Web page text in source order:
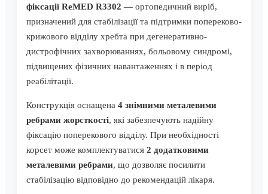
фіксації ReMED R3302 — ортопедичний виріб,
призначений для стабілізації та підтримки попереково-
крижового відділу хребта при дегенеративно-
дистрофічних захворюваннях, больовому синдромі,
підвищених фізичних навантаженнях і в період
реабілітації.
Конструкція оснащена 4 знімними металевими
ребрами жорсткості, які забезпечують надійну
фіксацію поперекового відділу. При необхідності
корсет може комплектуватися 2 додатковими
металевими ребрами, що дозволяє посилити
стабілізацію відповідно до рекомендацій лікаря.